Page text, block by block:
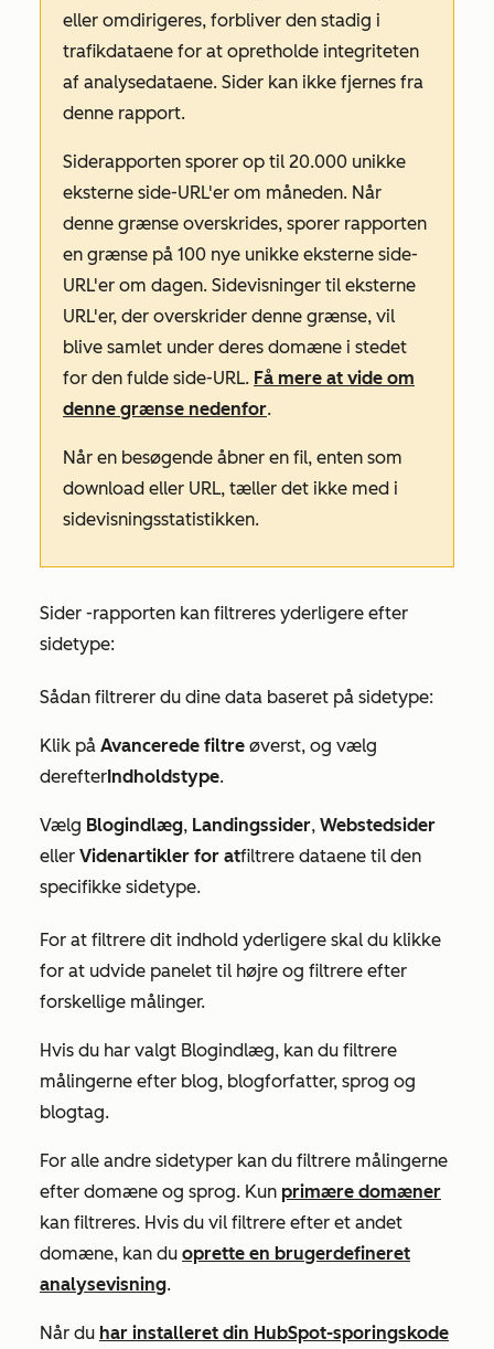
eller omdirigeres, forbliver den stadig i
trafikdataene for at opretholde integriteten
af analysedataene. Sider kan ikke fjernes fra
denne rapport.
Siderapporten sporer op til 20.000 unikke
eksterne side-URL'er om måneden. Når
denne grænse overskrides, sporer rapporten
en grænse på 100 nye unikke eksterne side-
URL'er om dagen. Sidevisninger til eksterne
URL'er, der overskrider denne grænse, vil
blive samlet under deres domæne i stedet
for den fulde side-URL. Få mere at vide om
denne grænse nedenfor.
Når en besøgende åbner en fil, enten som
download eller URL, tæller det ikke med i
sidevisningsstatistikken.
Sider -rapporten kan filtreres yderligere efter
sidetype:
Sådan filtrerer du dine data baseret på sidetype:
Klik på Avancerede filtre øverst, og vælg
derefterIndholdstype.
Vælg Blogindlæg, Landingssider, Webstedsider
eller Videnartikler for atfiltrere dataene til den
specifikke sidetype.
For at filtrere dit indhold yderligere skal du klikke
for at udvide panelet til højre og filtrere efter
forskellige målinger.
Hvis du har valgt Blogindlæg, kan du filtrere
målingerne efter blog, blogforfatter, sprog og
blogtag.
For alle andre sidetyper kan du filtrere målingerne
efter domæne og sprog. Kun primære domæner
kan filtreres. Hvis du vil filtrere efter et andet
domæne, kan du oprette en brugerdefineret
analysevisning.
Når du har installeret din HubSpot-sporingskode